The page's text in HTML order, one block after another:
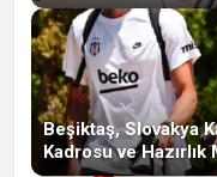
Beşiktaş, Slovakya
Kadrosu ve Hazırlık